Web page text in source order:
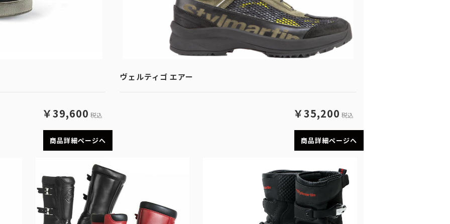
￥39,600 税込
商品詳細ページへ
ヴェルティゴ エアー
￥35,200 税込
商品詳細ページへ